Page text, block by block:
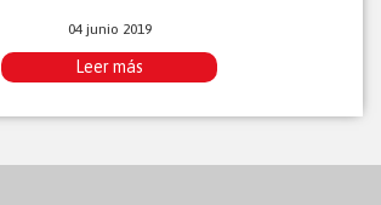
04 junio 2019
Leer más